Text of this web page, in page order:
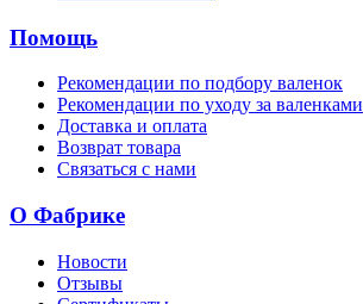
Помощь
Рекомендации по подбору валенок
Рекомендации по уходу за валенками
Доставка и оплата
Возврат товара
Связаться с нами
О Фабрике
Новости
Отзывы